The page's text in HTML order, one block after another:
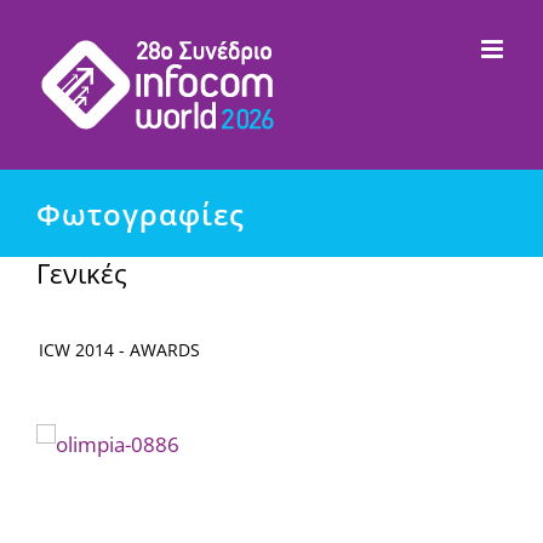
περιεχόμενο
Φωτογραφίες
Γενικές
ICW 2014 - AWARDS